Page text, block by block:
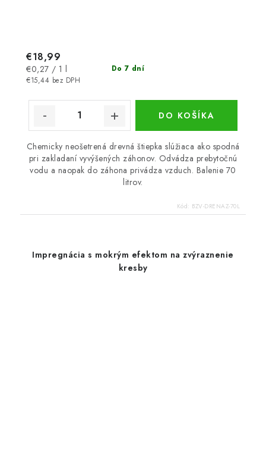
Do 7 dní
€15,44 bez DPH
€18,99
Jednotková
cena:
€0,27 / 1 l
DO KOŠÍKA
Chemicky neošetrená drevná štiepka slúžiaca ako spodná
pri zakladaní vyvýšených záhonov. Odvádza prebytočnú
vodu a naopak do záhona privádza vzduch. Balenie 70
litrov.
Kód: BZV-DRENAZ-70L
Impregnácia s mokrým efektom na zvýraznenie
kresby